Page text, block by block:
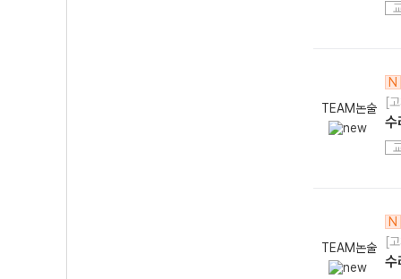
TEAM논술
N
[
수
TEAM논술
N
[
수